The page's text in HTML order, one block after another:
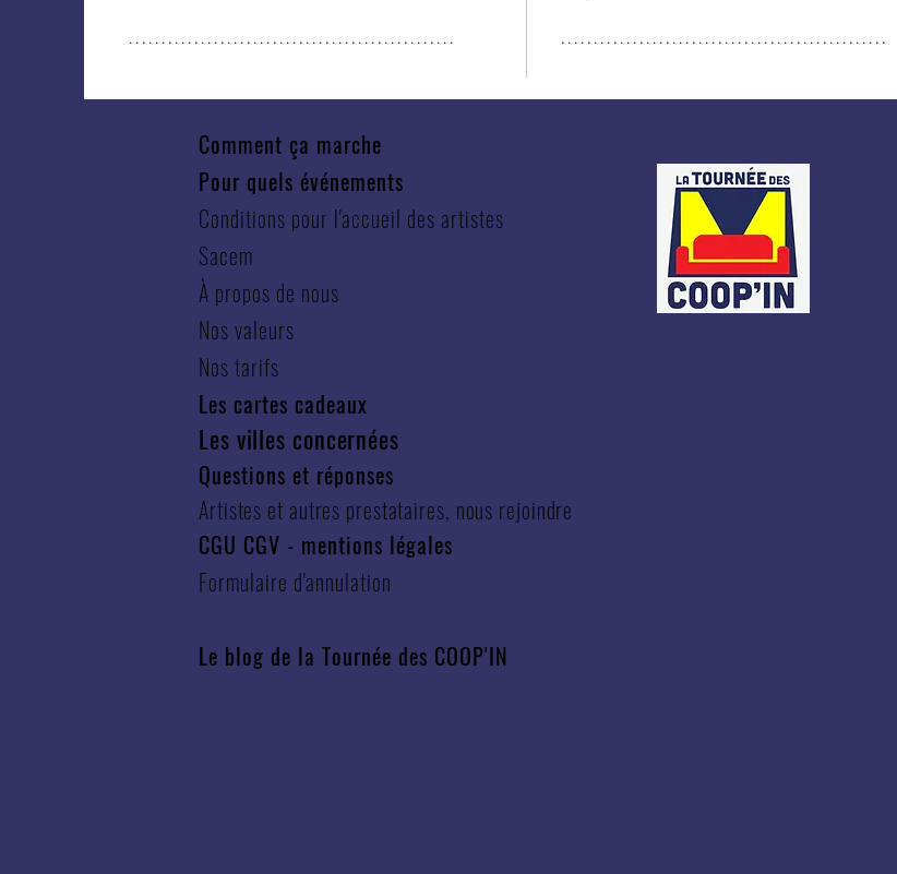
.................................................. ..................................................
Comment ça marche
Pour quels événements
Conditions pour l'accueil des artistes
Sacem
À propos de nous
Nos valeurs
Nos tarifs
Les cartes cadeaux
Les villes concernées
Questions et réponses
Artistes et autres prestataires, nous rejoindre
CGU CGV - mentions légales
Formulaire d'annulation
Le blog de la Tournée des COOP'IN